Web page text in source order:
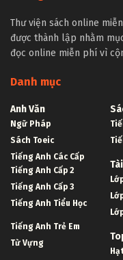
Thư viện sách online
được thành lập nhằm
đọc online miễn phí vì
Danh mục
Anh Văn
Ngữ Pháp
Sách Toeic
Tiếng Anh Các Cấp
Tiếng Anh Cấp 2
Tiếng Anh Cấp 3
Tiếng Anh Tiểu Học
Tiếng Anh Trẻ Em
Từ Vựng